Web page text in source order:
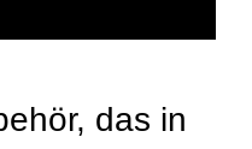
das in